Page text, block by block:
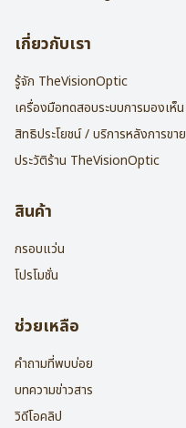
เกี่ยวกับเรา
รู้จัก TheVisionOptic
เครื่องมือทดสอบระบบการมองเห็น
สิทธิประโยชน์ / บริการหลังการขาย
ประวัติร้าน TheVisionOptic
สินค้า
กรอบแว่น
โปรโมชั่น
ช่วยเหลือ
คำถามที่พบบ่อย
บทความข่าวสาร
วิดีโอคลิป